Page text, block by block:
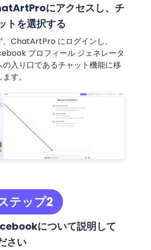
にアクセスし、チ
トを選択する
、ChatArtPro にログインし、
プロフィール ジェネレータ
の入り口であるチャット機能に移
す。
テップ2
について説明して
さい